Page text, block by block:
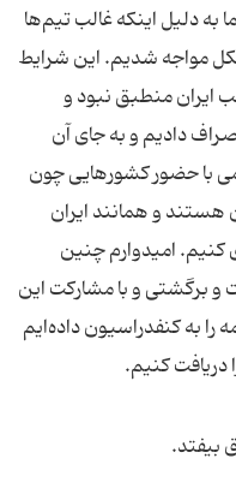
به دلیل اینكه غالب تیم‌ها
مواجه شدیم. این شرایط
ایران منطبق نبود و
دادیم و به جای آن
با حضور كشورهایی چون
و همانند ایران
كنیم. امیدوارم چنین
و برگشتی و با مشاركت این
را به كنفدراسیون داده‌ایم
دریافت كنیم.
بیفتد.